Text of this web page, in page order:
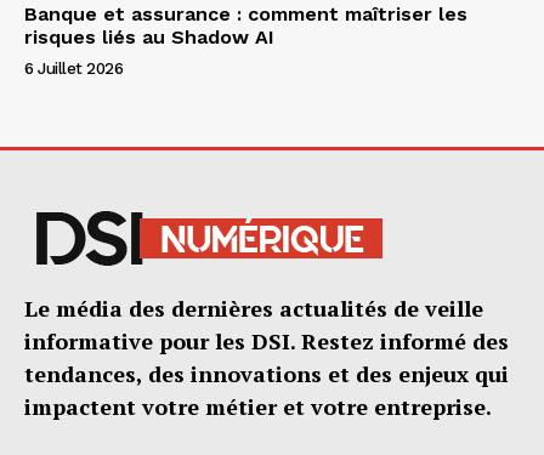
Banque et assurance : comment maîtriser les
risques liés au Shadow AI
6 Juillet 2026
Le média des dernières actualités de veille
informative pour les DSI. Restez informé des
tendances, des innovations et des enjeux qui
impactent votre métier et votre entreprise.